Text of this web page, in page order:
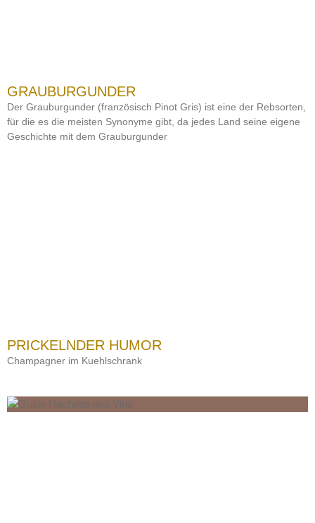
GRAUBURGUNDER
Der Grauburgunder (französisch Pinot Gris) ist eine der Rebsorten,
für die es die meisten Synonyme gibt, da jedes Land seine eigene
Geschichte mit dem Grauburgunder
PRICKELNDER HUMOR
Champagner im Kuehlschrank